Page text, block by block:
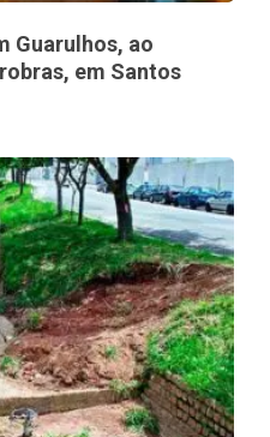
Guarulhos, ao
em Santos